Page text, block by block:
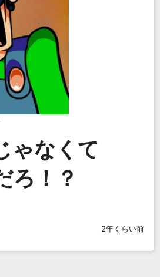
ゃなくて
ろ！？
2年くらい前